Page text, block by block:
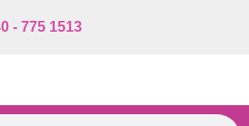
- 775 1513